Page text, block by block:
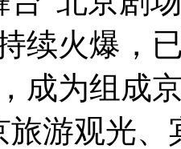
续火爆，
成为组成
旅游观光、